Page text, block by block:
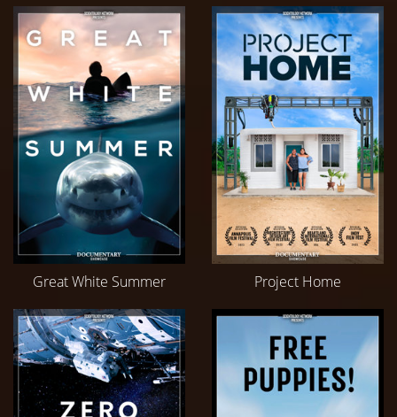
Great White Summer Project Home